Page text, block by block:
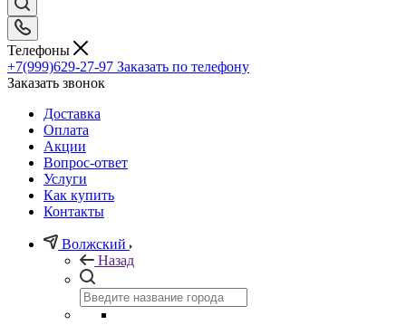
Телефоны
+7(999)629-27-97 Заказать по телефону
Заказать звонок
Доставка
Оплата
Акции
Вопрос-ответ
Услуги
Как купить
Контакты
Волжский
Назад